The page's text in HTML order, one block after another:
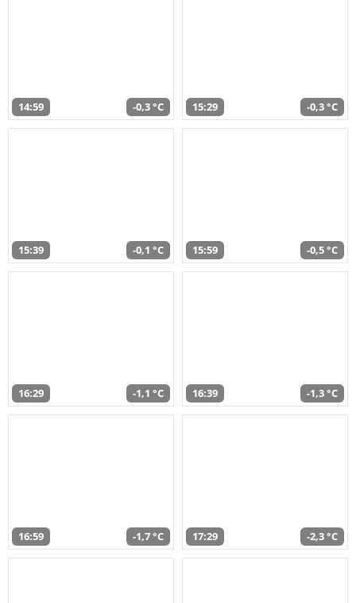
14:59 -0,3 °C 15:29 -0,3 °C
15:39 -0,1 °C 15:59 -0,5 °C
16:29 -1,1 °C 16:39 -1,3 °C
16:59 -1,7 °C 17:29 -2,3 °C